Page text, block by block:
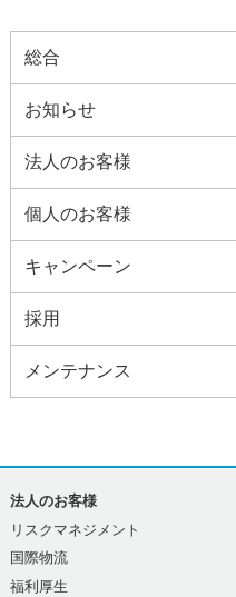
総合
お知らせ
法人のお客様
個人のお客様
キャンペーン
採用
メンテナンス
法人のお客様
リスクマネジメント
国際物流
福利厚生